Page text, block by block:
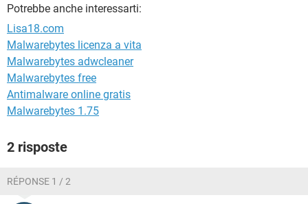
HARDWARE
Potrebbe anche interessarti:
Lisa18.com
Malwarebytes licenza a vita
Malwarebytes adwcleaner
Malwarebytes free
Antimalware online gratis
Malwarebytes 1.75
2 risposte
RÉPONSE 1 / 2